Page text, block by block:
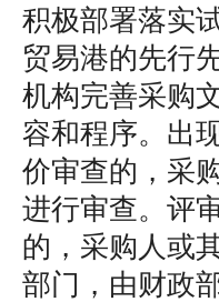
积极部署落实
贸易港的先行
机构完善采购
容和程序。出
价审查的，采
进行审查。评
的，采购人或
部门，由财政